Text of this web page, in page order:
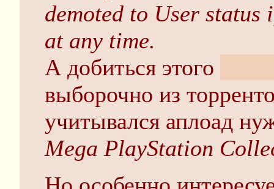
demoted to User
at any time.
А добиться этого
выборочно из
учитывался аплоад
Mega PlayStation